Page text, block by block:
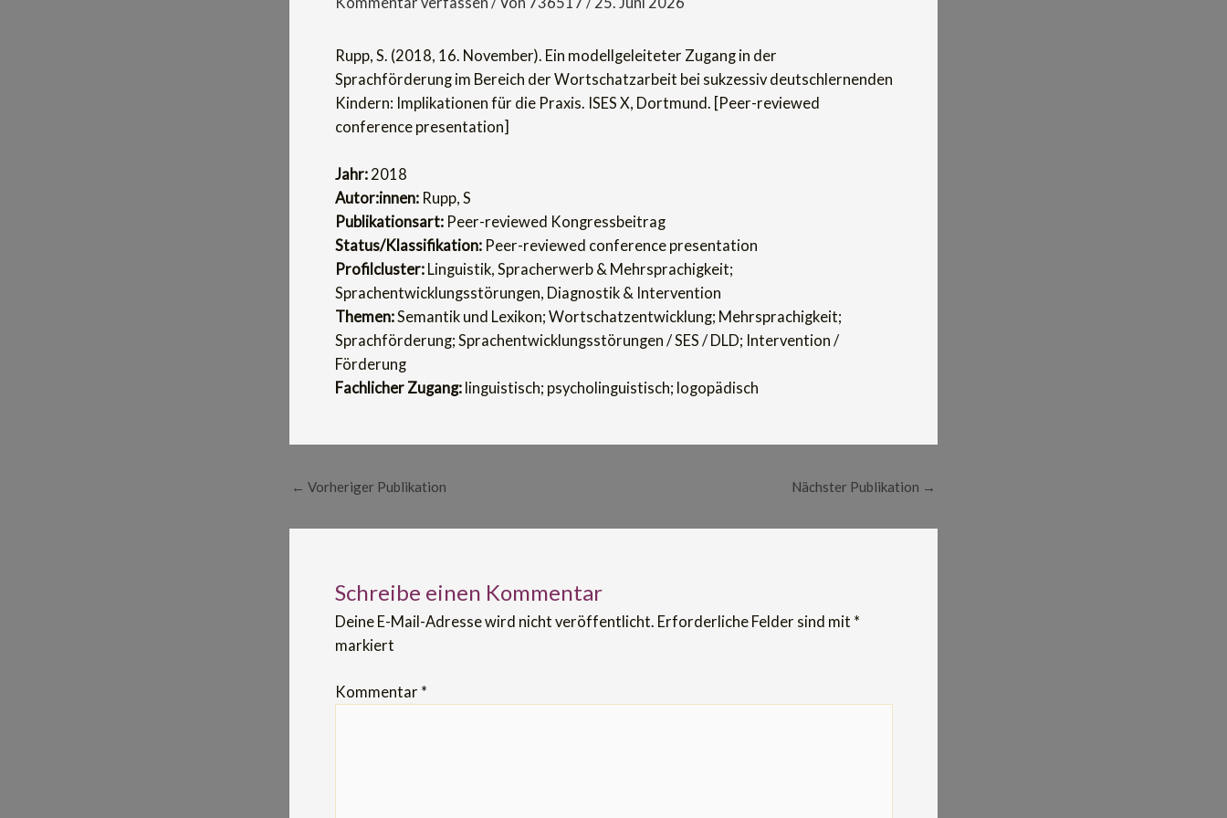
Rupp, S. (2018, 16. November). Ein modellgeleiteter Zugang in der
Sprachförderung im Bereich der Wortschatzarbeit bei sukzessiv deutschlernenden
Kindern: Implikationen für die Praxis. ISES X, Dortmund. [Peer-reviewed
conference presentation]
Jahr:2018
Autor:innen:Rupp, S
Publikationsart:Peer-reviewed Kongressbeitrag
Status/Klassifikation:Peer-reviewed conference presentation
Profilcluster:Linguistik, Spracherwerb & Mehrsprachigkeit;
Sprachentwicklungsstörungen, Diagnostik & Intervention
Themen:Semantik und Lexikon; Wortschatzentwicklung; Mehrsprachigkeit;
Sprachförderung; Sprachentwicklungsstörungen / SES / DLD; Intervention /
Förderung
Fachlicher Zugang:linguistisch; psycholinguistisch; logopädisch
← Vorheriger Publikation Nächster Publikation →
Schreibe einen Kommentar
Deine E-Mail-Adresse wird nicht veröffentlicht. Erforderliche Felder sind mit *
markiert
Kommentar *